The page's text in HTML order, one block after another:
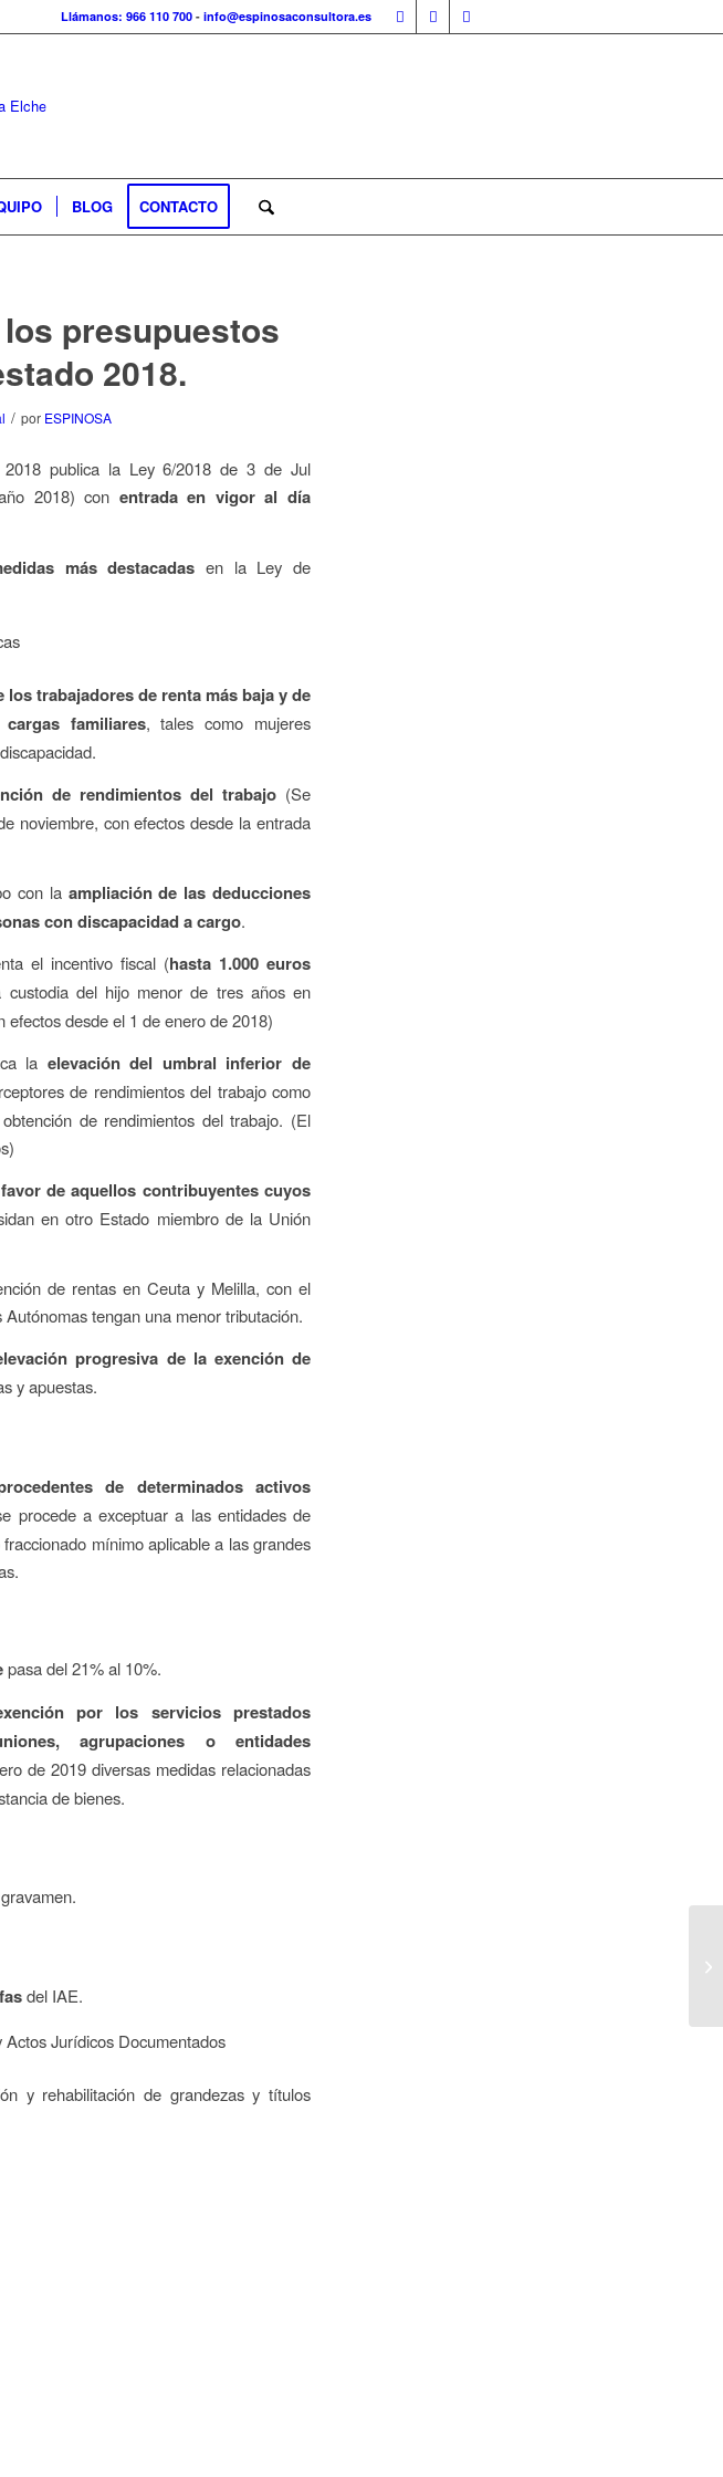
Llámanos: 966 110 700 - info@espinosaconsultora.es
BLOG CONTACTO
presupuestos
2018.
/ por ESPINOSA
publica la Ley 6/2018 de 3 de Jul
2018) con entrada en vigor al día
más destacadas en la Ley de
trabajadores de renta más baja y de
familiares, tales como mujeres
de rendimientos del trabajo (Se
noviembre, con efectos desde la entrada
con laampliación de las deducciones
con discapacidad a cargo.
el incentivo fiscal (hasta 1.000 euros
del hijo menor de tres años en
desde el 1 de enero de 2018)
la elevación del umbral inferior de
de rendimientos del trabajo como
de rendimientos del trabajo. (El
de aquellos contribuyentes cuyos
en otro Estado miembro de la Unión
de rentas en Ceuta y Melilla, con el
tengan una menor tributación.
progresiva de la exención de
y apuestas.
de determinados activos
procede a exceptuar a las entidades de
mínimo aplicable a las grandes
pasa del 21% al 10%.
por los servicios prestados
agrupaciones o entidades
de 2019 diversas medidas relacionadas
de bienes.
del IAE.
Jurídicos Documentados
y rehabilitación de grandezas y títulos